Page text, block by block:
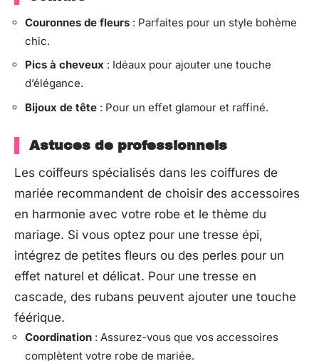
Couronnes de fleurs : Parfaites pour un style bohème
chic.
Pics à cheveux : Idéaux pour ajouter une touche
d’élégance.
Bijoux de tête : Pour un effet glamour et raffiné.
Astuces de professionnels
Les coiffeurs spécialisés dans les coiffures de
mariée recommandent de choisir des accessoires
en harmonie avec votre robe et le thème du
mariage. Si vous optez pour une tresse épi,
intégrez de petites fleurs ou des perles pour un
effet naturel et délicat. Pour une tresse en
cascade, des rubans peuvent ajouter une touche
féérique.
Coordination : Assurez-vous que vos accessoires
complètent votre robe de mariée.